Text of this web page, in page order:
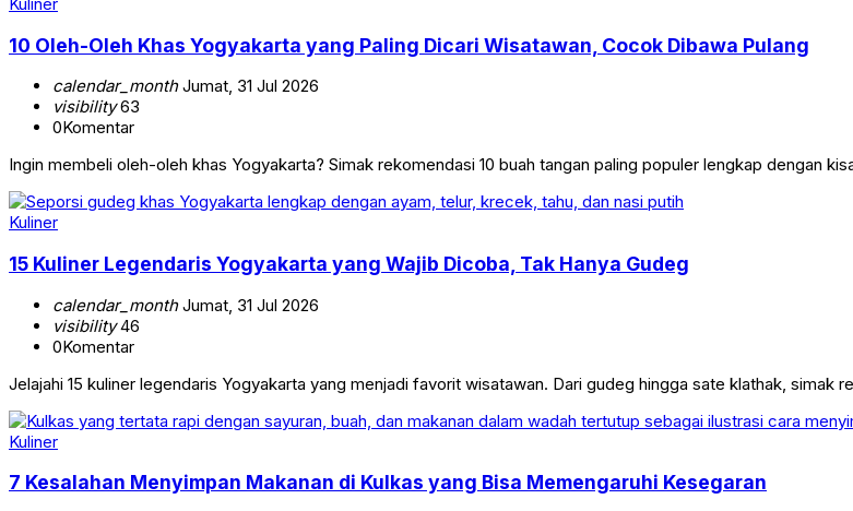
Kuliner
10 Oleh-Oleh Khas Yogyakarta yang Paling Dicari Wisatawan, Cocok Dibawa Pulang
calendar_monthJumat, 31 Jul 2026
visibility63
0Komentar
Ingin membeli oleh-oleh khas Yogyakarta? Simak rekomendasi 10 buah tangan paling populer lengkap dengan
Kuliner
15 Kuliner Legendaris Yogyakarta yang Wajib Dicoba, Tak Hanya Gudeg
calendar_monthJumat, 31 Jul 2026
visibility46
0Komentar
Jelajahi 15 kuliner legendaris Yogyakarta yang menjadi favorit wisatawan. Dari gudeg hingga sate klathak, simak
Kuliner
7 Kesalahan Menyimpan Makanan di Kulkas yang Bisa Memengaruhi Kesegaran